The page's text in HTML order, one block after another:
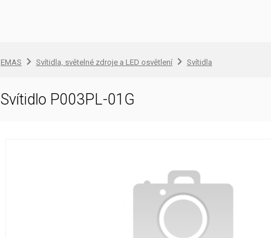
EMAS Svítidla, světelné zdroje a LED osvětlení Svítidla
Svítidlo P003PL-01G